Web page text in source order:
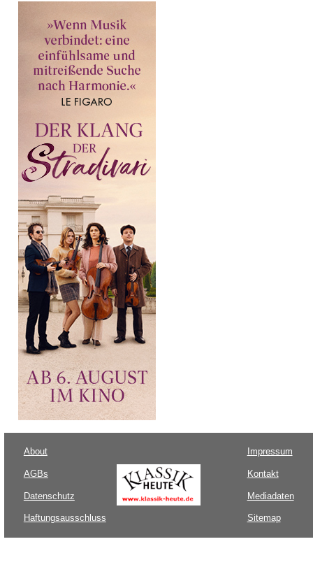
About
AGBs
Datenschutz
Haftungsausschluss
Impressum
Kontakt
Mediadaten
Sitemap